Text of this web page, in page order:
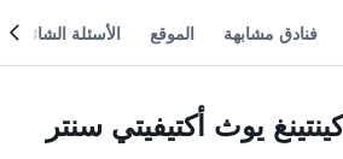
فنادق مشابهة الموقع الأسئلة الشائعة
يوث أكتيفيتي سنتر